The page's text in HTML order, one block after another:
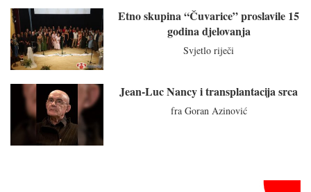
Etno skupina “Čuvarice” proslavile 15
godina djelovanja
Svjetlo riječi
Jean-Luc Nancy i transplantacija srca
fra Goran Azinović